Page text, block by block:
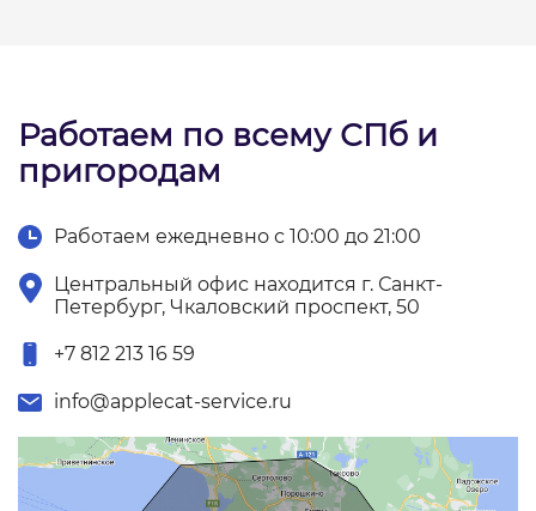
Работаем по всему СПб и
пригородам
Работаем ежедневно с 10:00 до 21:00
Центральный офис находится г. Санкт-
Петербург, Чкаловский проспект, 50
+7 812 213 16 59
info@applecat-service.ru